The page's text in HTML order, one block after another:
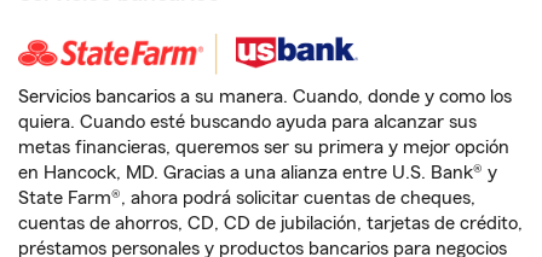
Servicios bancarios a su manera. Cuando, donde y como los
quiera. Cuando esté buscando ayuda para alcanzar sus
metas financieras, queremos ser su primera y mejor opción
en Hancock, MD. Gracias a una alianza entre U.S. Bank® y
State Farm®, ahora podrá solicitar cuentas de cheques,
cuentas de ahorros, CD, CD de jubilación, tarjetas de crédito,
préstamos personales y productos bancarios para negocios